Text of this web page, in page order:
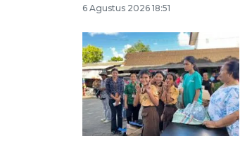
6 Agustus 2026 18:51